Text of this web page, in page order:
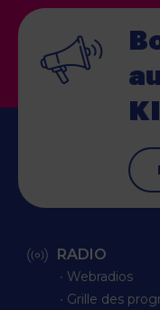
RADIO
∙ Webradios
∙ Grille des